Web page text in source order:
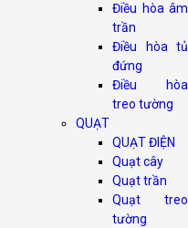
Điều hòa âm
trần
Điều hòa tủ
đứng
Điều hòa
treo tường
QUẠT
QUẠT ĐIỆN
Quạt cây
Quạt trần
Quạt treo
tường